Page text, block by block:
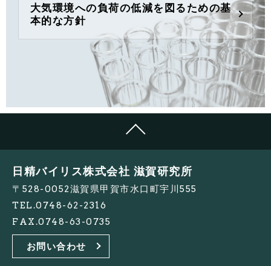
大気環境への負荷の低減を図るための基
本的な方針
日精バイリス株式会社 滋賀研究所
〒528-0052滋賀県甲賀市水口町宇川555
TEL.0748-62-2316
FAX.0748-63-0735
お問い合わせ